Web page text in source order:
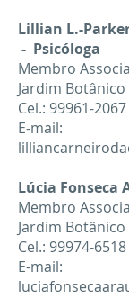
Lillian L.-
- Psicóloga
Membro
Jardim Botânico
Cel.: 99961-2067
E-mail:
Lúcia Fonseca
Membro
Jardim Botânico
Cel.: 99974-6518
E-mail: